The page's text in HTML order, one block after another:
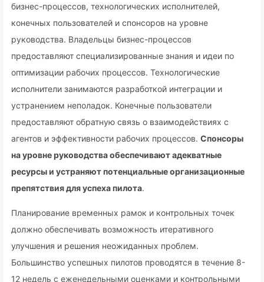
бизнес-процессов, технологических исполнителей,
конечных пользователей и спонсоров на уровне
руководства. Владельцы бизнес-процессов
предоставляют специализированные знания и идеи по
оптимизации рабочих процессов. Технологические
исполнители занимаются разработкой интеграции и
устранением неполадок. Конечные пользователи
предоставляют обратную связь о взаимодействиях с
агентов и эффективности рабочих процессов. Спонсоры
на уровне руководства обеспечивают адекватные
ресурсы и устраняют потенциальные организационные
препятствия для успеха пилота.
Планирование временных рамок и контрольных точек
должно обеспечивать возможность итеративного
улучшения и решения неожиданных проблем.
Большинство успешных пилотов проводятся в течение 8-
12 недель с еженедельными оценками и контрольными